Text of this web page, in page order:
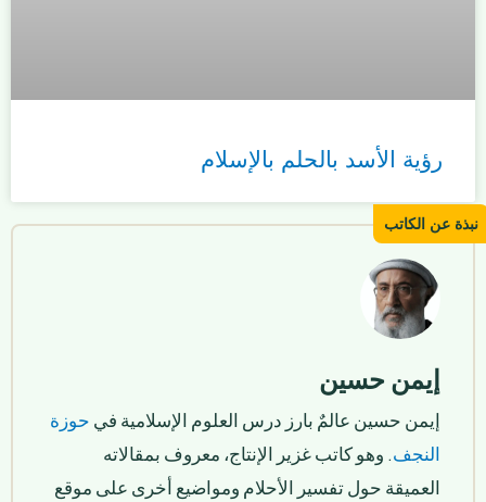
رؤية الأسد بالحلم بالإسلام
إيمن حسين
إيمن حسين عالمٌ بارز درس العلوم الإسلامية في حوزة
النجف. وهو كاتب غزير الإنتاج، معروف بمقالاته
العميقة حول تفسير الأحلام ومواضيع أخرى على موقع